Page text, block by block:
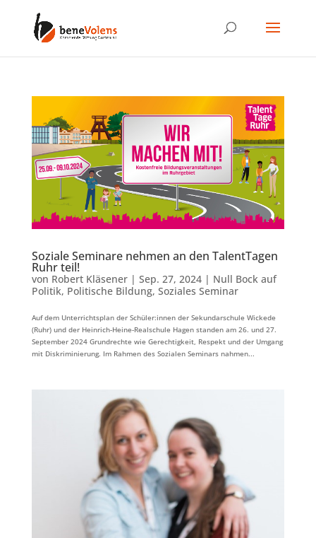
Soziale Seminare nehmen an den TalentTagen
Ruhr teil!
von Robert Kläsener| Sep. 27, 2024| Null Bock auf
Politik, Politische Bildung, Soziales Seminar
Auf dem Unterrichtsplan der Schüler:innen der Sekundarschule Wickede
(Ruhr) und der Heinrich-Heine-Realschule Hagen standen am 26. und 27.
September 2024 Grundrechte wie Gerechtigkeit, Respekt und der Umgang
mit Diskriminierung. Im Rahmen des Sozialen Seminars nahmen...